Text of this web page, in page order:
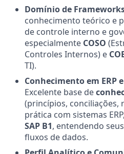
Domínio de
conhecimento teórico e
de controle interno e
especialmente COSO
Controles Internos) e
TI).
Conhecimento em ERP
Excelente base de
(princípios, conciliações,
prática com sistemas
SAP B1, entendendo
fluxos de dados.